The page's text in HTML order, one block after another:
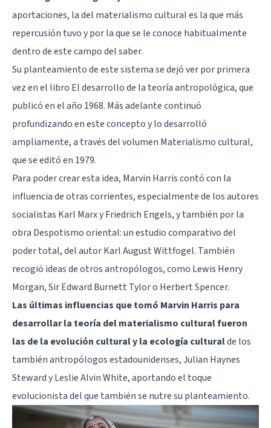
aportaciones, la del materialismo cultural es la que más
repercusión tuvo y por la que se le conoce habitualmente
dentro de este campo del saber.
Su planteamiento de este sistema se dejó ver por primera
vez en el libro El desarrollo de la teoría antropológica, que
publicó en el año 1968. Más adelante continuó
profundizando en este concepto y lo desarrolló
ampliamente, a través del volumen Materialismo cultural,
que se editó en 1979.
Para poder crear esta idea, Marvin Harris contó con la
influencia de otras corrientes, especialmente de los autores
socialistas Karl Marx y Friedrich Engels, y también por la
obra Despotismo oriental: un estudio comparativo del
poder total, del autor Karl August Wittfogel. También
recogió ideas de otros antropólogos, como Lewis Henry
Morgan, Sir Edward Burnett Tylor o Herbert Spencer.
Las últimas influencias que tomó Marvin Harris para
desarrollar la teoría del materialismo cultural fueron
las de la evolución cultural y la ecología culturalde los
también antropólogos estadounidenses, Julian Haynes
Steward y Leslie Alvin White, aportando el toque
evolucionista del que también se nutre su planteamiento.